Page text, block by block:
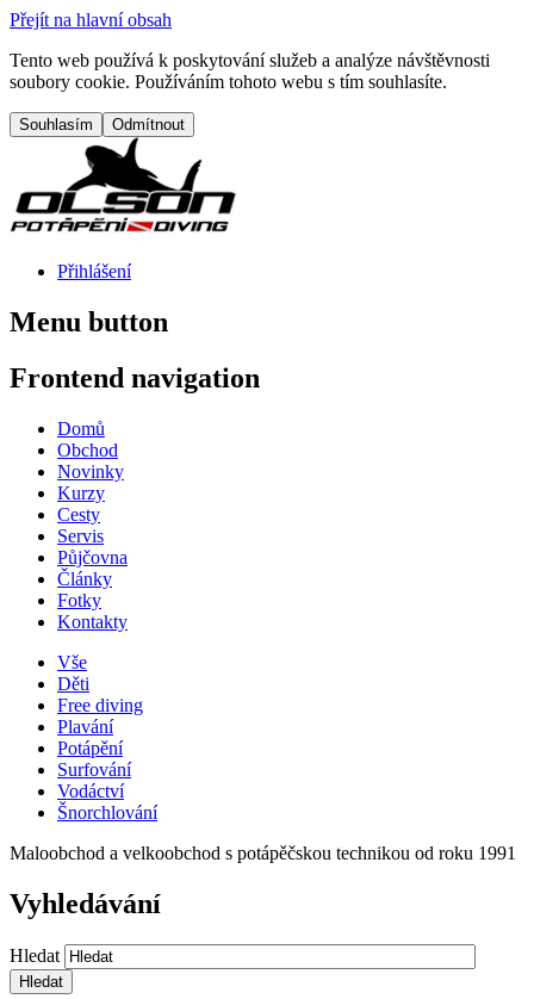
Přejít na hlavní obsah
Tento web používá k poskytování služeb a analýze návštěvnosti
soubory cookie. Používáním tohoto webu s tím souhlasíte.
Přihlášení
Menu button
Frontend navigation
Domů
Obchod
Novinky
Kurzy
Cesty
Servis
Půjčovna
Články
Fotky
Kontakty
Vše
Děti
Free diving
Plavání
Potápění
Surfování
Vodáctví
Šnorchlování
Maloobchod a velkoobchod s potápěčskou technikou od roku 1991
Vyhledávání
Hledat